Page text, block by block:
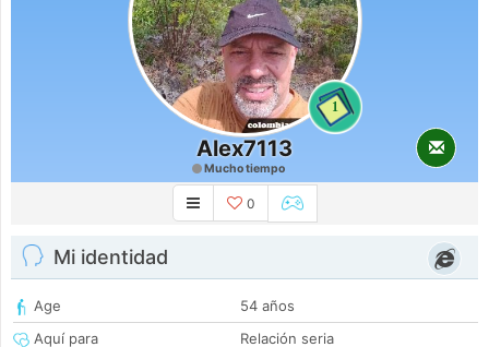
1
Alex7113
Mucho tiempo
0
Mi identidad
Age
54 años
Aquí para
Relación seria